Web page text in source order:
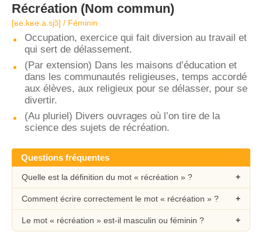
Récréation (Nom commun)
[ʁe.kʁe.a.sjɔ̃] / Féminin
Occupation, exercice qui fait diversion au travail et
qui sert de délassement.
(Par extension) Dans les maisons d’éducation et
dans les communautés religieuses, temps accordé
aux élèves, aux religieux pour se délasser, pour se
divertir.
(Au pluriel) Divers ouvrages où l’on tire de la
science des sujets de récréation.
Questions fréquentes
Quelle est la définition du mot « récréation » ?
Comment écrire correctement le mot « récréation » ?
Le mot « récréation » est-il masculin ou féminin ?